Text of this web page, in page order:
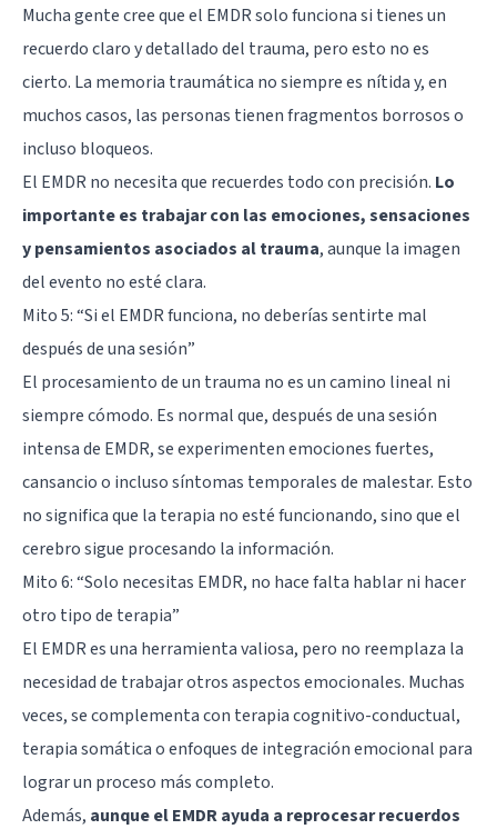
Mucha gente cree que el EMDR solo funciona si tienes un
recuerdo claro y detallado del trauma, pero esto no es
cierto. La memoria traumática no siempre es nítida y, en
muchos casos, las personas tienen fragmentos borrosos o
incluso bloqueos.
El EMDR no necesita que recuerdes todo con precisión. Lo
importante es trabajar con las emociones, sensaciones
y pensamientos asociados al trauma, aunque la imagen
del evento no esté clara.
Mito 5: “Si el EMDR funciona, no deberías sentirte mal
después de una sesión”
El procesamiento de un trauma no es un camino lineal ni
siempre cómodo. Es normal que, después de una sesión
intensa de EMDR, se experimenten emociones fuertes,
cansancio o incluso síntomas temporales de malestar. Esto
no significa que la terapia no esté funcionando, sino que el
cerebro sigue procesando la información.
Mito 6: “Solo necesitas EMDR, no hace falta hablar ni hacer
otro tipo de terapia”
El EMDR es una herramienta valiosa, pero no reemplaza la
necesidad de trabajar otros aspectos emocionales. Muchas
veces, se complementa con terapia cognitivo-conductual,
terapia somática o enfoques de integración emocional para
lograr un proceso más completo.
Además, aunque el EMDR ayuda a reprocesar recuerdos